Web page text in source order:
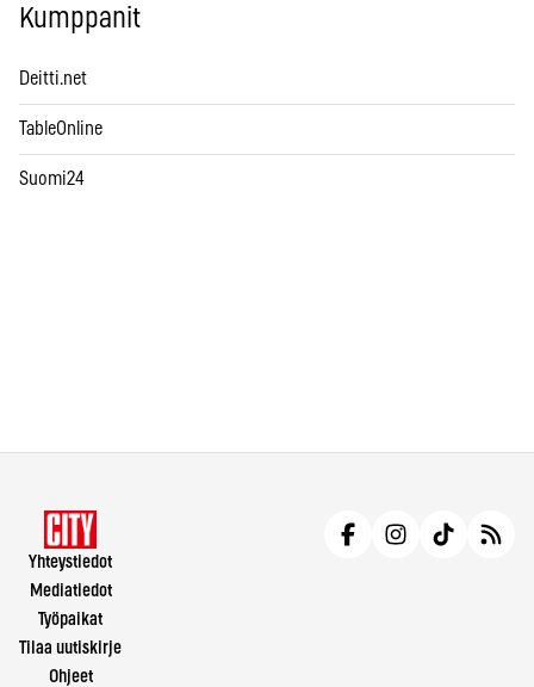
Kumppanit
Deitti.net
TableOnline
Suomi24
Yhteystiedot
Mediatiedot
Työpaikat
Tilaa uutiskirje
Ohjeet